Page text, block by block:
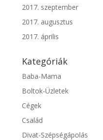
2017. szeptember
2017. augusztus
2017. április
Kategóriák
Baba-Mama
Boltok-Üzletek
Cégek
Család
Divat-Szépségápolás